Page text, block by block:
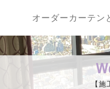
オーダーカーテン
【施